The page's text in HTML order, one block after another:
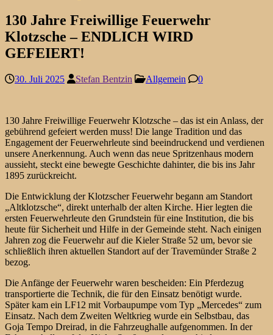
130 Jahre Freiwillige Feuerwehr
Klotzsche – ENDLICH WIRD
GEFEIERT!
30. Juli 2025 Stefan Bentzin Allgemein 0
130 Jahre Freiwillige Feuerwehr Klotzsche – das ist ein Anlass, der
gebührend gefeiert werden muss! Die lange Tradition und das
Engagement der Feuerwehrleute sind beeindruckend und verdienen
unsere Anerkennung. Auch wenn das neue Spritzenhaus modern
aussieht, steckt eine bewegte Geschichte dahinter, die bis ins Jahr
1895 zurückreicht.
Die Entwicklung der Klotzscher Feuerwehr begann am Standort
„Altklotzsche“, direkt unterhalb der alten Kirche. Hier legten die
ersten Feuerwehrleute den Grundstein für eine Institution, die bis
heute für Sicherheit und Hilfe in der Gemeinde steht. Nach einigen
Jahren zog die Feuerwehr auf die Kieler Straße 52 um, bevor sie
schließlich ihren aktuellen Standort auf der Travemünder Straße 2
bezog.
Die Anfänge der Feuerwehr waren bescheiden: Ein Pferdezug
transportierte die Technik, die für den Einsatz benötigt wurde.
Später kam ein LF12 mit Vorbaupumpe vom Typ „Mercedes“ zum
Einsatz. Nach dem Zweiten Weltkrieg wurde ein Selbstbau, das
Goja Tempo Dreirad, in die Fahrzeughalle aufgenommen. In der